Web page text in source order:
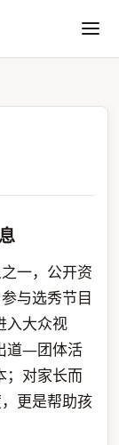
一，公开资
与选秀节目
入大众视
道—团体活
；对家长而
更是帮助孩